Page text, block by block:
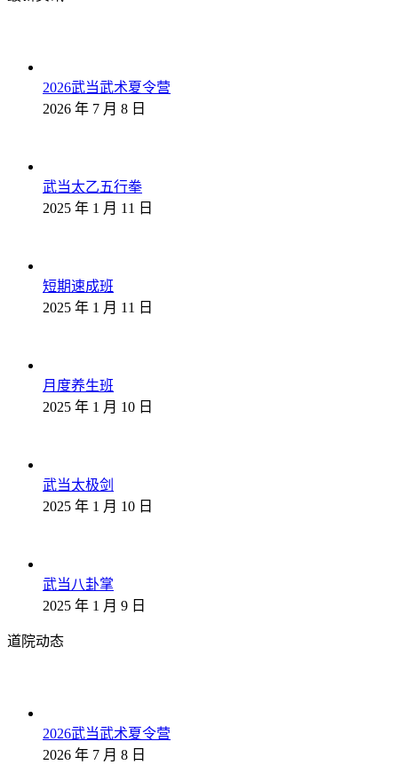
2026武当武术夏令营
2026 年 7 月 8 日
武当太乙五行拳
2025 年 1 月 11 日
短期速成班
2025 年 1 月 11 日
月度养生班
2025 年 1 月 10 日
武当太极剑
2025 年 1 月 10 日
武当八卦掌
2025 年 1 月 9 日
道院动态
2026武当武术夏令营
2026 年 7 月 8 日